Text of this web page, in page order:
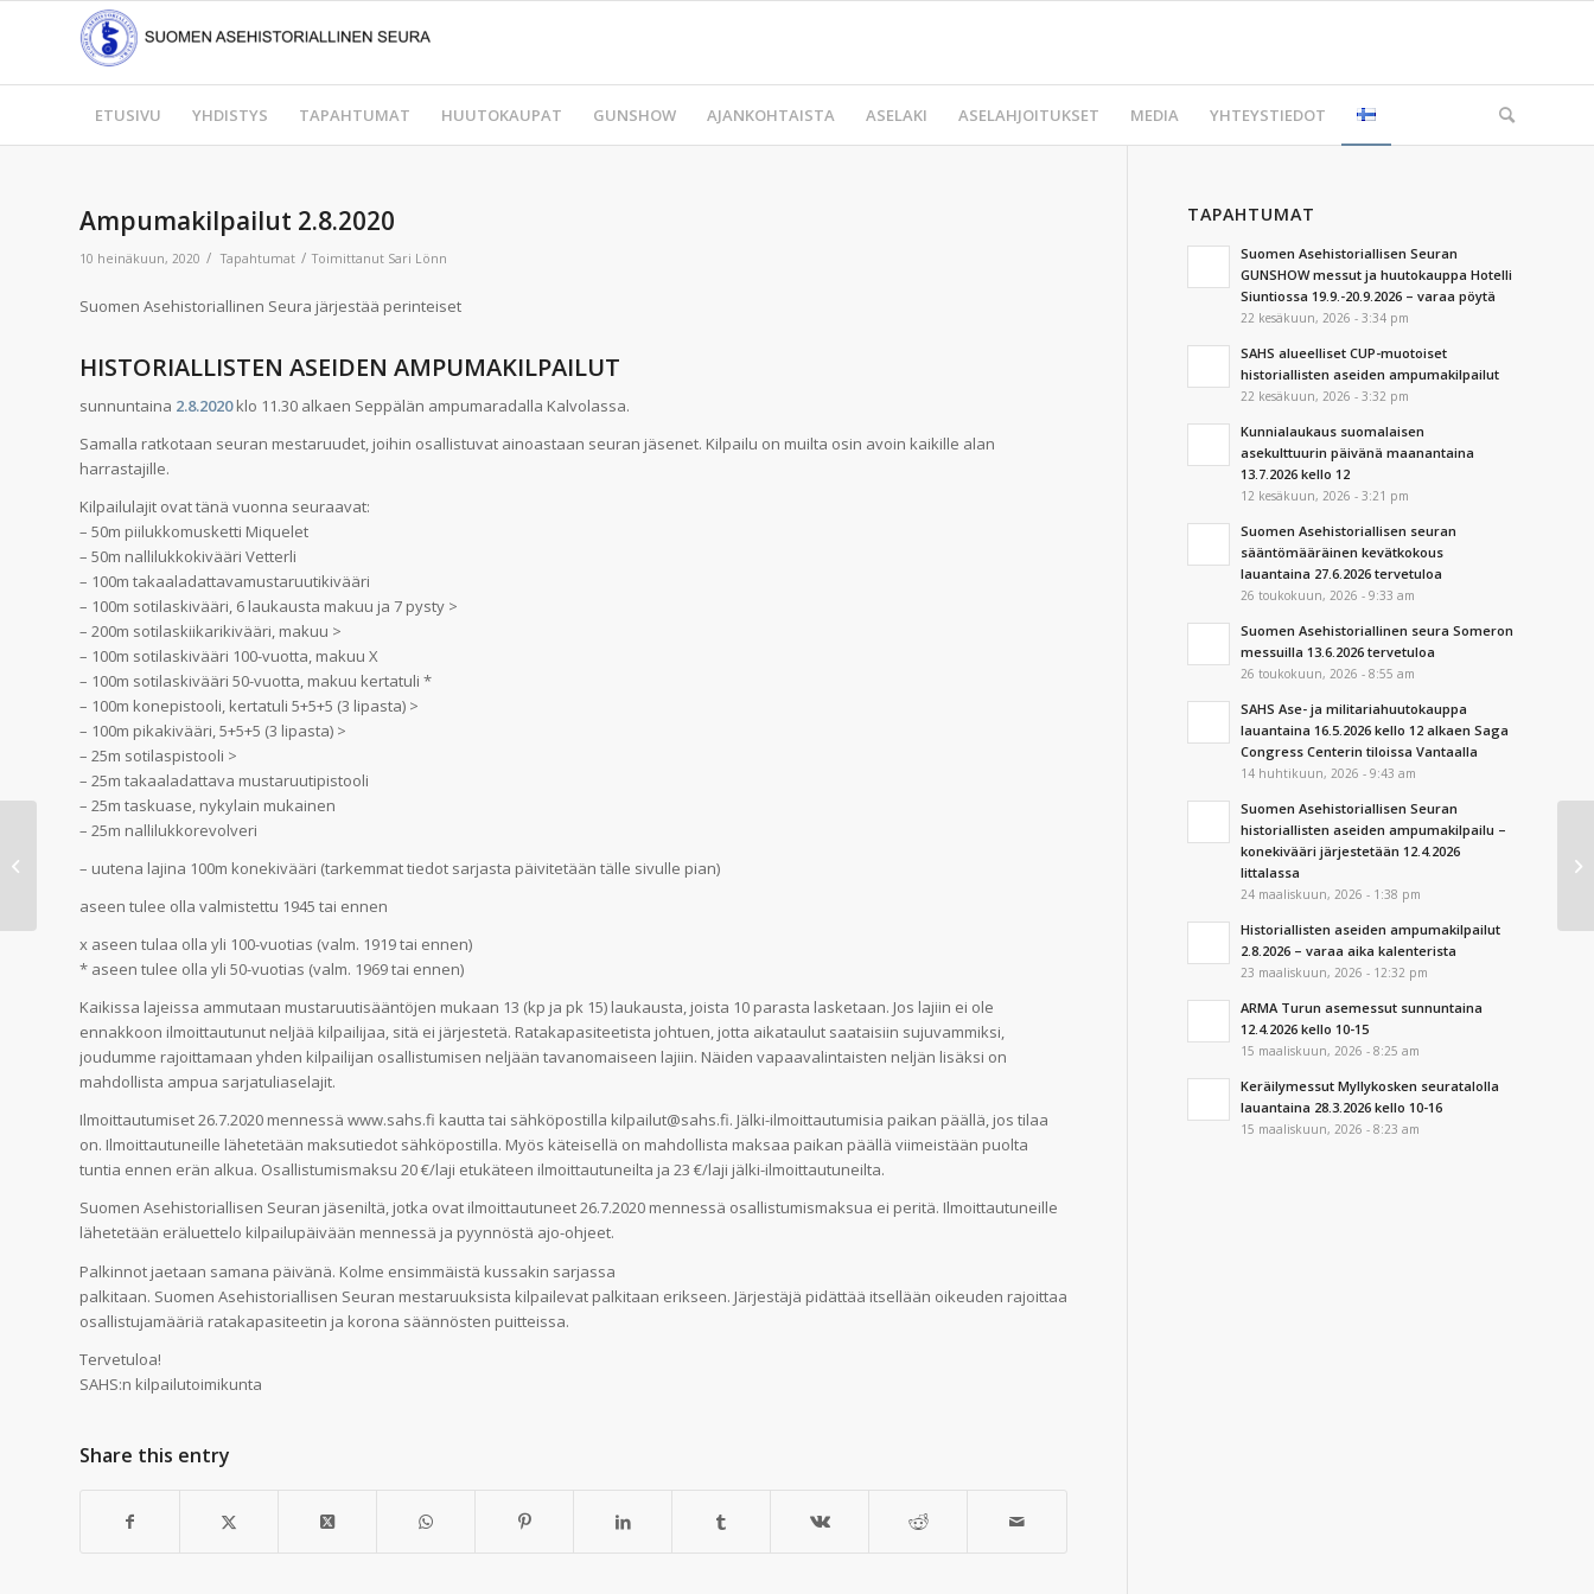
ETUSIVU YHDISTYS TAPAHTUMAT HUUTOKAUPAT GUNSHOW AJANKOHTAISTA ASELAKI ASELAHJOITUKSET MEDIA YHTEYSTIEDOT
Ampumakilpailut 2.8.2020
10 heinäkuun, 2020 / Tapahtumat / Toimittanut Sari Lönn
Suomen Asehistoriallinen Seura järjestää perinteiset
HISTORIALLISTEN ASEIDEN AMPUMAKILPAILUT
sunnuntaina 2.8.2020klo 11.30 alkaen Seppälän ampumaradalla Kalvolassa.
Samalla ratkotaan seuran mestaruudet, joihin osallistuvat ainoastaan seuran jäsenet. Kilpailu on muilta osin avoin kaikille alan
harrastajille.
Kilpailulajit ovat tänä vuonna seuraavat:
– 50m piilukkomusketti Miquelet
– 50m nallilukkokivääri Vetterli
– 100m takaaladattavamustaruutikivääri
– 100m sotilaskivääri, 6 laukausta makuu ja 7 pysty >
– 200m sotilaskiikarikivääri, makuu >
– 100m sotilaskivääri 100-vuotta, makuu X
– 100m sotilaskivääri 50-vuotta, makuu kertatuli *
– 100m konepistooli, kertatuli 5+5+5 (3 lipasta) >
– 100m pikakivääri, 5+5+5 (3 lipasta) >
– 25m sotilaspistooli >
– 25m takaaladattava mustaruutipistooli
– 25m taskuase, nykylain mukainen
– 25m nallilukkorevolveri
– uutena lajina 100m konekivääri (tarkemmat tiedot sarjasta päivitetään tälle sivulle pian)
aseen tulee olla valmistettu 1945 tai ennen
x aseen tulaa olla yli 100-vuotias (valm. 1919 tai ennen)
* aseen tulee olla yli 50-vuotias (valm. 1969 tai ennen)
Kaikissa lajeissa ammutaan mustaruutisääntöjen mukaan 13 (kp ja pk 15) laukausta, joista 10 parasta lasketaan. Jos lajiin ei ole
ennakkoon ilmoittautunut neljää kilpailijaa, sitä ei järjestetä. Ratakapasiteetista johtuen, jotta aikataulut saataisiin sujuvammiksi,
joudumme rajoittamaan yhden kilpailijan osallistumisen neljään tavanomaiseen lajiin. Näiden vapaavalintaisten neljän lisäksi on
mahdollista ampua sarjatuliaselajit.
Ilmoittautumiset 26.7.2020 mennessä www.sahs.fi kautta tai sähköpostilla kilpailut@sahs.fi. Jälki-ilmoittautumisia paikan päällä, jos tilaa
on. Ilmoittautuneille lähetetään maksutiedot sähköpostilla. Myös käteisellä on mahdollista maksaa paikan päällä viimeistään puolta
tuntia ennen erän alkua. Osallistumismaksu 20 €/laji etukäteen ilmoittautuneilta ja 23 €/laji jälki-ilmoittautuneilta.
Suomen Asehistoriallisen Seuran jäseniltä, jotka ovat ilmoittautuneet 26.7.2020 mennessä osallistumismaksua ei peritä. Ilmoittautuneille
lähetetään eräluettelo kilpailupäivään mennessä ja pyynnöstä ajo-ohjeet.
Palkinnot jaetaan samana päivänä. Kolme ensimmäistä kussakin sarjassa
palkitaan. Suomen Asehistoriallisen Seuran mestaruuksista kilpailevat palkitaan erikseen. Järjestäjä pidättää itsellään oikeuden rajoittaa
osallistujamääriä ratakapasiteetin ja korona säännösten puitteissa.
Tervetuloa!
SAHS:n kilpailutoimikunta
Share this entry
TAPAHTUMAT
Suomen Asehistoriallisen Seuran
GUNSHOW messut ja huutokauppa Hotelli
Siuntiossa 19.9.-20.9.2026 – varaa pöytä
22 kesäkuun, 2026 - 3:34 pm
SAHS alueelliset CUP-muotoiset
historiallisten aseiden ampumakilpailut
22 kesäkuun, 2026 - 3:32 pm
Kunnialaukaus suomalaisen
asekulttuurin päivänä maanantaina
13.7.2026 kello 12
12 kesäkuun, 2026 - 3:21 pm
Suomen Asehistoriallisen seuran
sääntömääräinen kevätkokous
lauantaina 27.6.2026 tervetuloa
26 toukokuun, 2026 - 9:33 am
Suomen Asehistoriallinen seura Someron
messuilla 13.6.2026 tervetuloa
26 toukokuun, 2026 - 8:55 am
SAHS Ase- ja militariahuutokauppa
lauantaina 16.5.2026 kello 12 alkaen Saga
Congress Centerin tiloissa Vantaalla
14 huhtikuun, 2026 - 9:43 am
Suomen Asehistoriallisen Seuran
historiallisten aseiden ampumakilpailu –
konekivääri järjestetään 12.4.2026
Iittalassa
24 maaliskuun, 2026 - 1:38 pm
Historiallisten aseiden ampumakilpailut
2.8.2026 – varaa aika kalenterista
23 maaliskuun, 2026 - 12:32 pm
ARMA Turun asemessut sunnuntaina
12.4.2026 kello 10-15
15 maaliskuun, 2026 - 8:25 am
Keräilymessut Myllykosken seuratalolla
lauantaina 28.3.2026 kello 10-16
15 maaliskuun, 2026 - 8:23 am
Ampumapäivä 13.7.2020 Seppälän
ampumaradalla jäsenille,